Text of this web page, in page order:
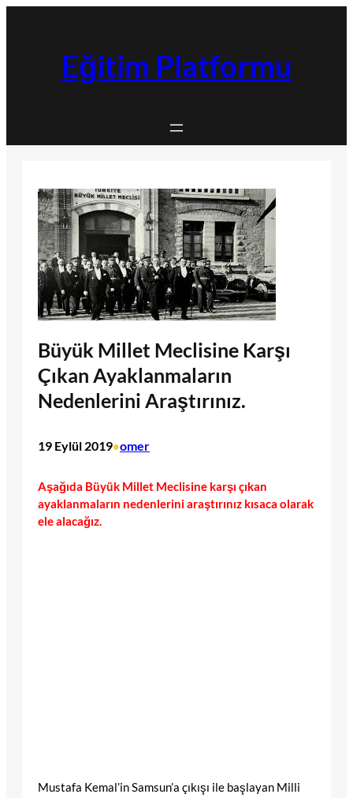
Eğitim Platformu
Büyük Millet Meclisine Karşı
Çıkan Ayaklanmaların
Nedenlerini Araştırınız.
19 Eylül 2019•omer
Aşağıda Büyük Millet Meclisine karşı çıkan
ayaklanmaların nedenlerini araştırınız kısaca olarak
ele alacağız.
Mustafa Kemal’in Samsun’a çıkışı ile başlayan Milli